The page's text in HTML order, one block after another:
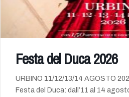
Festa del Duca 2026
URBINO 11/12/13/14 AGOSTO
Festa del Duca: dall’11 al 14